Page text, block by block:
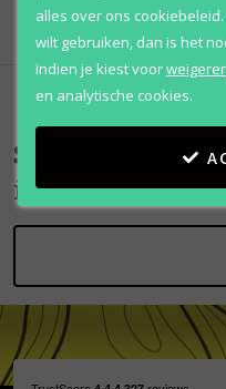
Scherpe
in je mailbox
alles over ons
wilt gebruiken, dan is het
Indien je kiest voor
en analytische cookies.